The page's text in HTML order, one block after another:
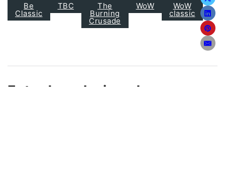
Be
Classic
TBC The
Burning
Crusade
WoW WoW
classic
Entradas relacionadas